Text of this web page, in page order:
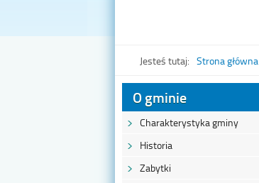
Jesteś tutaj: Strona główna
O gminie
Charakterystyka gminy
Historia
Zabytki